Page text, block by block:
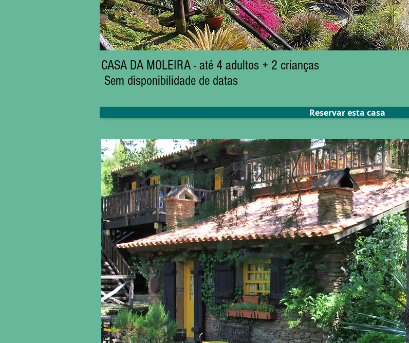
CASA DA MOLEIRA - até 4 adultos + 2 crianças
Sem disponibilidade de datas
Reservar esta casa